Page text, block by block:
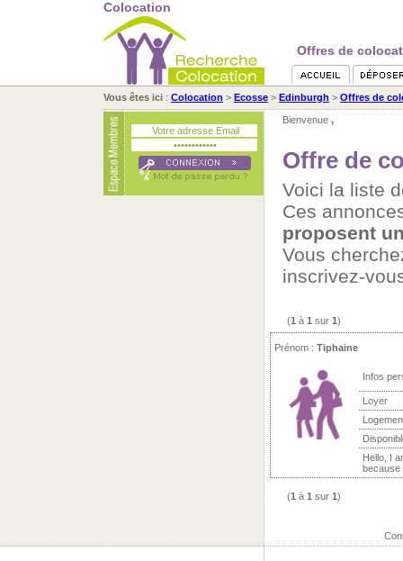
Colocation
Offres de
Vous êtes ici : Colocation > Ecosse > Edinburgh > Offres de
Bienvenue ,
Offre de
Voici la liste
Ces
proposent
Vous
inscrivez-
(1 à 1 sur 1)
Prénom : Tiphaine
Infos
Loyer
Hello, I
because
(1 à 1 sur 1)